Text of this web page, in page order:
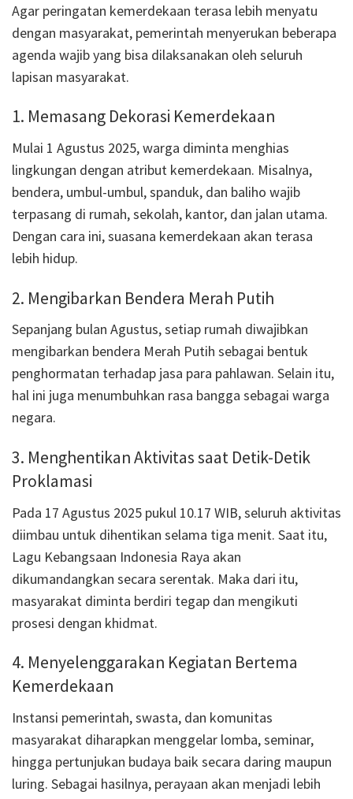
Agar peringatan kemerdekaan terasa lebih menyatu
dengan masyarakat, pemerintah menyerukan beberapa
agenda wajib yang bisa dilaksanakan oleh seluruh
lapisan masyarakat.
1. Memasang Dekorasi Kemerdekaan
Mulai 1 Agustus 2025, warga diminta menghias
lingkungan dengan atribut kemerdekaan. Misalnya,
bendera, umbul-umbul, spanduk, dan baliho wajib
terpasang di rumah, sekolah, kantor, dan jalan utama.
Dengan cara ini, suasana kemerdekaan akan terasa
lebih hidup.
2. Mengibarkan Bendera Merah Putih
Sepanjang bulan Agustus, setiap rumah diwajibkan
mengibarkan bendera Merah Putih sebagai bentuk
penghormatan terhadap jasa para pahlawan. Selain itu,
hal ini juga menumbuhkan rasa bangga sebagai warga
negara.
3. Menghentikan Aktivitas saat Detik-Detik
Proklamasi
Pada 17 Agustus 2025 pukul 10.17 WIB, seluruh aktivitas
diimbau untuk dihentikan selama tiga menit. Saat itu,
Lagu Kebangsaan Indonesia Raya akan
dikumandangkan secara serentak. Maka dari itu,
masyarakat diminta berdiri tegap dan mengikuti
prosesi dengan khidmat.
4. Menyelenggarakan Kegiatan Bertema
Kemerdekaan
Instansi pemerintah, swasta, dan komunitas
masyarakat diharapkan menggelar lomba, seminar,
hingga pertunjukan budaya baik secara daring maupun
luring. Sebagai hasilnya, perayaan akan menjadi lebih